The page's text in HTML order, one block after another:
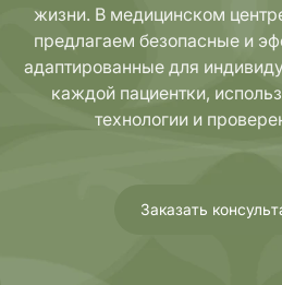
жизни. В медицинском
предлагаем безопасные и
адаптированные для
каждой пациентки,
технологии и
Заказать